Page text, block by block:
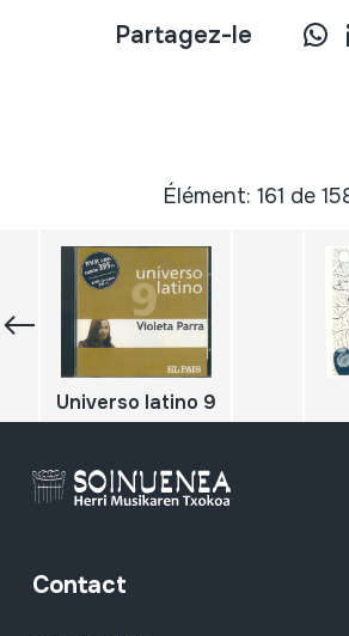
Partagez-le
Élément: 161 de
Universo latino 9
Contact